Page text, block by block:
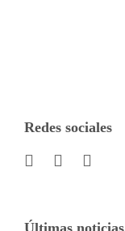
Redes sociales